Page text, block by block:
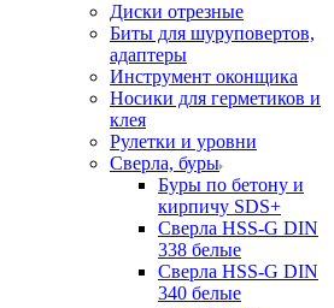
Диски отрезные
Биты для шуруповертов,
адаптеры
Инструмент оконщика
Носики для герметиков и
клея
Рулетки и уровни
Сверла, буры
Буры по бетону и
кирпичу SDS+
Сверла HSS-G DIN
338 белые
Сверла HSS-G DIN
340 белые